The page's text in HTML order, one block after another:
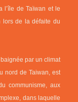
l’île de Taïwan et le
lors de la défaite du
par un climat
nord de Taiwan, est
communisme, aux
dans laquelle